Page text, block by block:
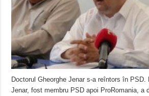
Doctorul Gheorghe Jenar s-a reîntors în PSD.
Jenar, fost membru PSD apoi ProRomania, a